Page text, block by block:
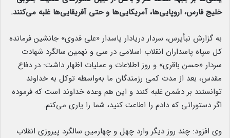
خلیج فارس، اروپایی‌ها، آمریکایی‌ها و حتی آفریقایی‌ها غلبه می‌کنند.
به گزارش نبأپرس، سردار دریادار پاسدار «علی فدوی» جانشین فرمانده
کل سپاه پاسداران انقلاب اسلامی در سی و نهمین سالگرد شهادت
سردار «حسن باقری» و روز اطلاعات و عملیات اظهار داشت: در دفاع
مقدس، بعد از مدت کمی رزمندگان ما به‌واسطه توکل به خداوند
توانستند بر دشمن غلبه کنند و این هم وعده خداوند است که فرموده
اگر دستوراتی که دادم را اطاعت کنید، شما را یاری می‌کنم.
وی افزود: چند روز دیگر وارد چهل و چهارمین سالگرد پیروزی انقلاب